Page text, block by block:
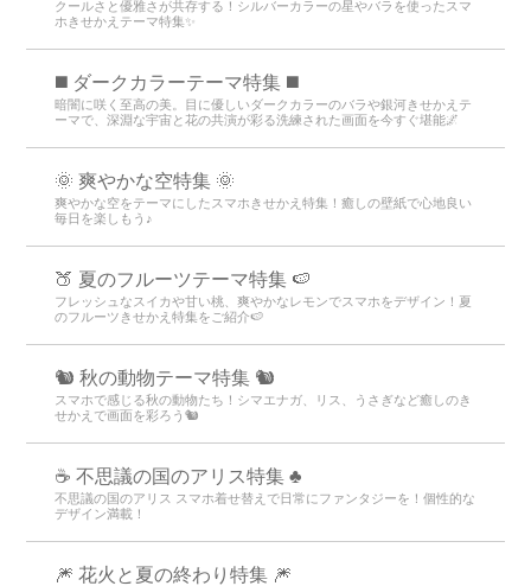
クールさと優雅さが共存する！シルバーカラーの星やバラを使ったスマ
ホきせかえテーマ特集✨
️◼️ ダークカラーテーマ特集️ ◼️
暗闇に咲く至高の美。目に優しいダークカラーのバラや銀河きせかえテ
ーマで、深淵な宇宙と花の共演が彩る洗練された画面を今すぐ堪能🌌
🌞 爽やかな空特集 🌞
爽やかな空をテーマにしたスマホきせかえ特集！癒しの壁紙で心地良い
毎日を楽しもう♪
🍑 夏のフルーツテーマ特集 🍉
フレッシュなスイカや甘い桃、爽やかなレモンでスマホをデザイン！夏
のフルーツきせかえ特集をご紹介🍉
🐿️ 秋の動物テーマ特集 🐿️
スマホで感じる秋の動物たち！シマエナガ、リス、うさぎなど癒しのき
せかえで画面を彩ろう🐿️
☕ 不思議の国のアリス特集 ♣
不思議の国のアリス スマホ着せ替えで日常にファンタジーを！個性的な
デザイン満載！
🎆 花火と夏の終わり特集 🎆